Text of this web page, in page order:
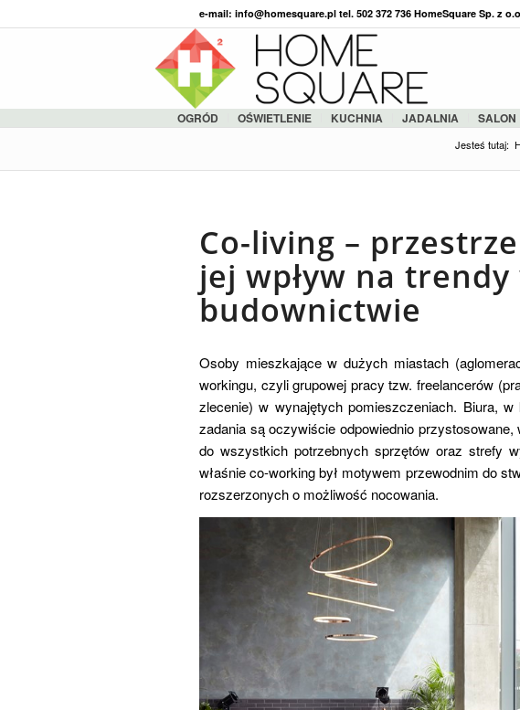
e-mail: info@homesquare.pl tel. 502 372 736 HomeSquare Sp. z
OGRÓD OŚWIETLENIE KUCHNIA JADALNIA SALON
Jesteś tutaj:
Co-living –
jej wpływ na trendy
budownictwie
Osoby mieszkające w dużych miastach
workingu, czyli grupowej pracy tzw. freelancerów
zlecenie) w wynajętych pomieszczeniach. Biura,
zadania są oczywiście odpowiednio
do wszystkich potrzebnych sprzętów oraz strefy
właśnie co-working był motywem przewodnim do
rozszerzonych o możliwość nocowania.